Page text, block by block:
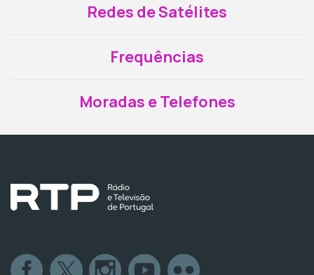
Redes de Satélites
Frequências
Moradas e Telefones